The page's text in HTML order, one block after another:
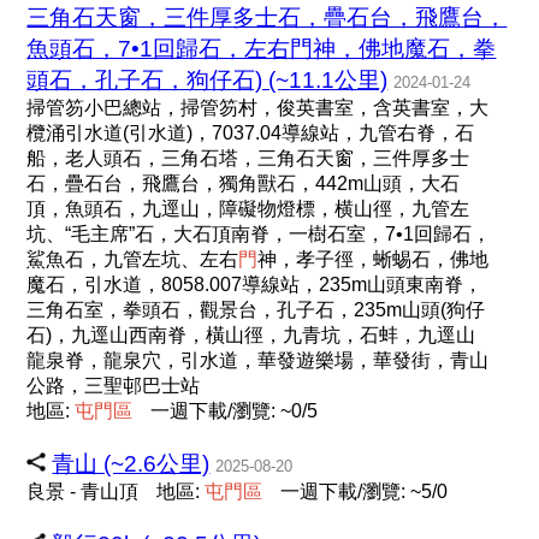
三角石天窗，三件厚多士石，疊石台，飛鷹台，
魚頭石，7•1回歸石，左右門神，佛地魔石，拳
頭石，孔子石，狗仔石) (~11.1公里) 2024-01-24
掃管笏小巴總站，掃管笏村，俊英書室，含英書室，大
欖涌引水道(引水道)，7037.04導線站，九管右脊，石
船，老人頭石，三角石塔，三角石天窗，三件厚多士
石，疊石台，飛鷹台，獨角獸石，442m山頭，大石
頂，魚頭石，九逕山，障礙物燈標，横山徑，九管左
坑、“毛主席”石，大石頂南脊，一樹石室，7•1回歸石，
鯊魚石，九管左坑、左右門神，孝子徑，蜥蜴石，佛地
魔石，引水道，8058.007導線站，235m山頭東南脊，
三角石室，拳頭石，觀景台，孔子石，235m山頭(狗仔
石)，九逕山西南脊，橫山徑，九青坑，石蚌，九逕山
龍泉脊，龍泉穴，引水道，華發遊樂場，華發街，青山
公路，三聖邨巴士站
地區:屯門 區 一週下載/瀏覽: ~0/5
青山 (~2.6公里) 2025-08-20
良景 - 青山頂 地區:屯門 區 一週下載/瀏覽: ~5/0